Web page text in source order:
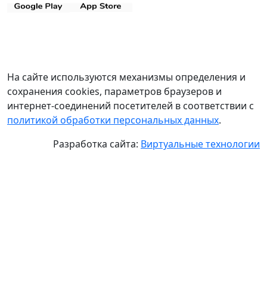
На сайте используются механизмы определения и
сохранения cookies, параметров браузеров и
интернет-соединений посетителей в соответствии с
политикой обработки персональных данных.
Разработка сайта: Виртуальные технологии